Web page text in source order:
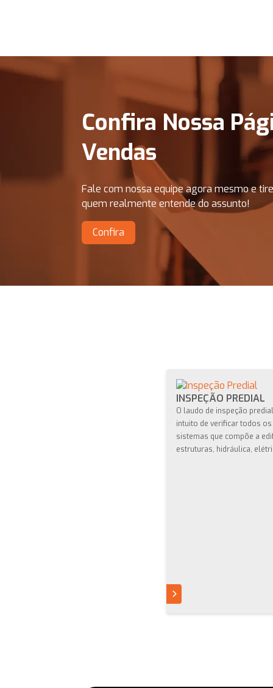
Confira Nossa
Vendas
Fale com nossa equipe agora mesmo e
quem realmente entende do assunto!
Confira
INSPEÇÃO PREDIAL
O laudo de inspeção
intuito de verificar todos os
sistemas que compõe a
estruturas, hidráulica,